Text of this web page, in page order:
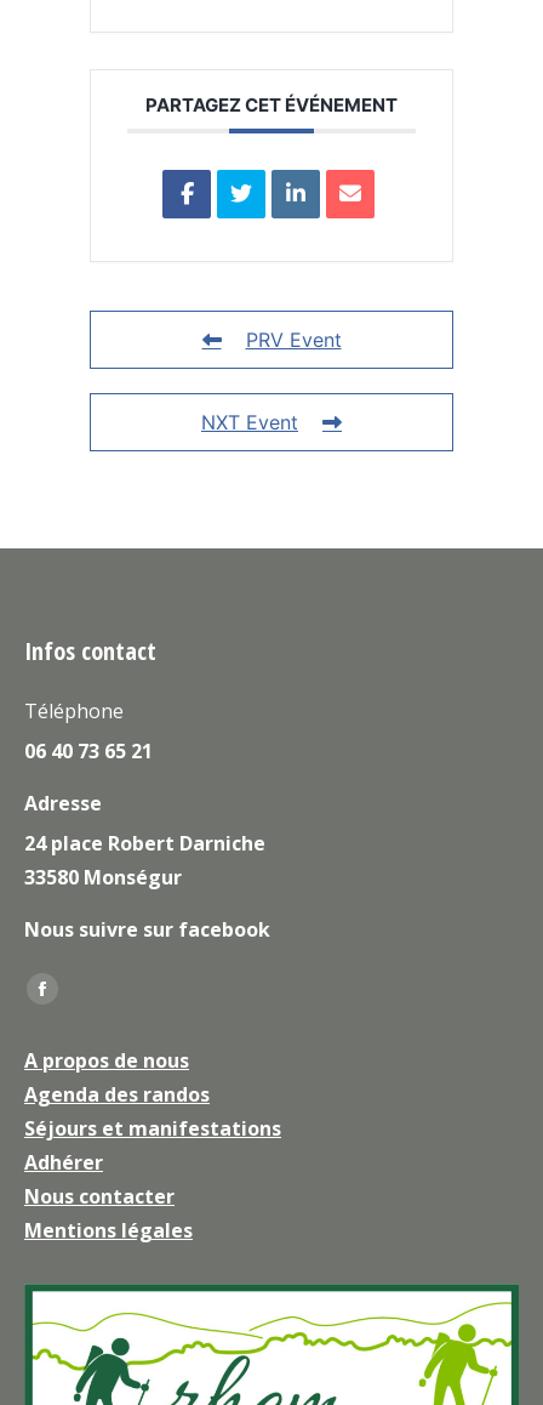
PARTAGEZ CET ÉVÉNEMENT
PRV Event
NXT Event
Infos contact
Téléphone
06 40 73 65 21
Adresse
24 place Robert Darniche
33580 Monségur
Nous suivre sur facebook
Trouvez nous sur :
La
Facebook
s'ouvre
dans
une
nouvelle
fenêtre
A propos de nous
Agenda des randos
Séjours et manifestations
Adhérer
Nous contacter
Mentions légales